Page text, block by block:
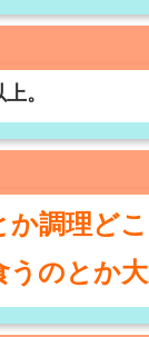
。
調理ど
のとか